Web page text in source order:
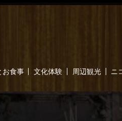
お食事 文化体験 周辺観光 ニ